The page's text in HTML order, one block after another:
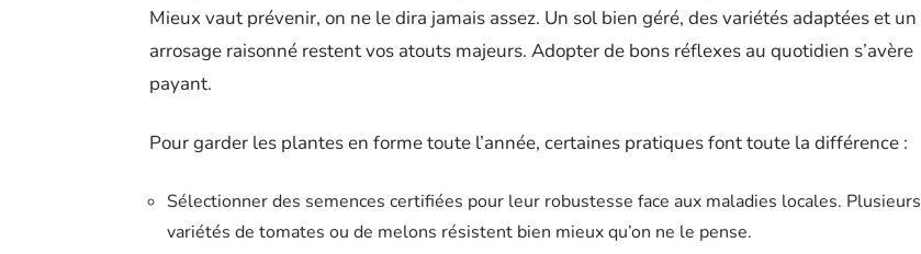
Mieux vaut prévenir, on ne le dira jamais assez. Un sol bien géré, des variétés adaptées et un
arrosage raisonné restent vos atouts majeurs. Adopter de bons réflexes au quotidien s’avère
payant.
Pour garder les plantes en forme toute l’année, certaines pratiques font toute la différence :
Sélectionner des semences certifiées pour leur robustesse face aux maladies locales. Plusieurs
variétés de tomates ou de melons résistent bien mieux qu’on ne le pense.